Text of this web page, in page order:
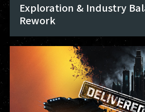
Exploration & Industry
Rework